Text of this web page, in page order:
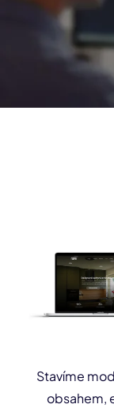
Stavíme
obsahem,